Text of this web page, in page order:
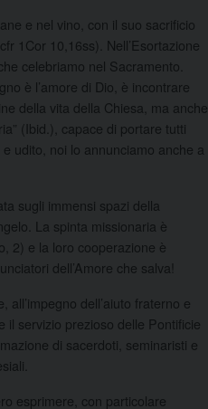
e nel vino, con il suo sacrificio
1Cor 10,16ss). Nell’Esortazione
celebriamo nel Sacramento.
è l’amore di Dio, è incontrare
della vita della Chiesa, ma anche
(Ibid.), capace di portare tutti
udito, noi lo annunciamo anche a
sugli immensi spazi della
La spinta missionaria è
2) e la loro cooperazione è
dell’Amore che salva!
dell’aiuto fraterno e
il servizio prezioso delle Pontificie
di sacerdoti, seminaristi e
esprimere, con particolare